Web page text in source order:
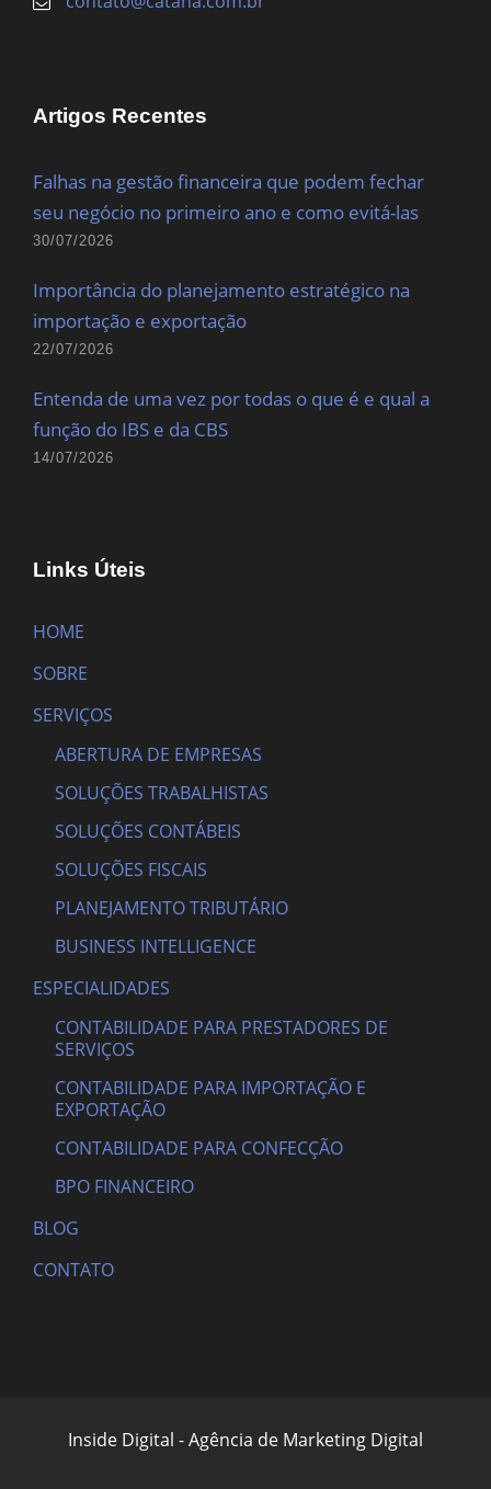
Artigos Recentes
Falhas na gestão financeira que podem fechar
seu negócio no primeiro ano e como evitá-las
30/07/2026
Importância do planejamento estratégico na
importação e exportação
22/07/2026
Entenda de uma vez por todas o que é e qual a
função do IBS e da CBS
14/07/2026
Links Úteis
HOME
SOBRE
SERVIÇOS
ABERTURA DE EMPRESAS
SOLUÇÕES TRABALHISTAS
SOLUÇÕES CONTÁBEIS
SOLUÇÕES FISCAIS
PLANEJAMENTO TRIBUTÁRIO
BUSINESS INTELLIGENCE
ESPECIALIDADES
CONTABILIDADE PARA PRESTADORES DE
SERVIÇOS
CONTABILIDADE PARA IMPORTAÇÃO E
EXPORTAÇÃO
CONTABILIDADE PARA CONFECÇÃO
BPO FINANCEIRO
BLOG
CONTATO
Inside Digital - Agência de Marketing Digital